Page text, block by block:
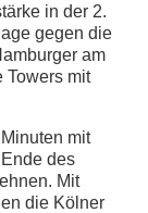
in der 2.
gegen die
am
Towers mit
mit
des
Mit
die Kölner